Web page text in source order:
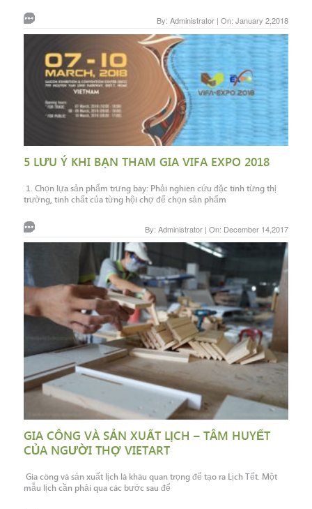
By: Administrator | On: January 2,2018
5 LƯU Ý KHI BẠN THAM GIA VIFA EXPO 2018
1. Chọn lựa sản phẩm trưng bày: Phải nghiên cứu đặc tính từng thị
trường, tính chất của từng hội chợ để chọn sản phẩm
By: Administrator | On: December 14,2017
GIA CÔNG VÀ SẢN XUẤT LỊCH – TÂM HUYẾT
CỦA NGƯỜI THỢ VIETART
Gia công và sản xuất lịch là khâu quan trọng để tạo ra Lịch Tết. Một
mẫu lịch cần phải qua các bước sau để